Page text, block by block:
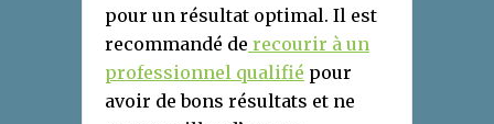
pour un résultat optimal. Il est
recommandé de recourir à un
professionnel qualifié pour
avoir de bons résultats et ne